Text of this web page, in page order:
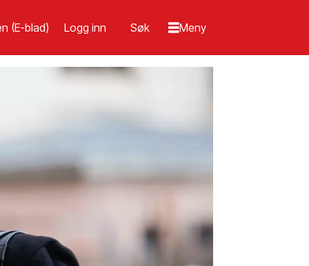
(E-blad) Logg inn